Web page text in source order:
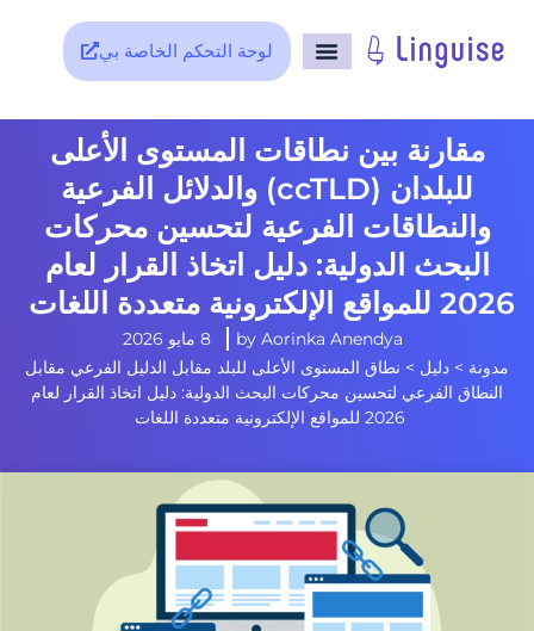
لوحة التحكم الخاصة بي
مقارنة بين نطاقات المستوى الأعلى
للبلدان (ccTLD) والدلائل الفرعية
والنطاقات الفرعية لتحسين محركات
البحث الدولية: دليل اتخاذ القرار لعام
2026 للمواقع الإلكترونية متعددة اللغات
by Aorinka Anendya
8 مايو 2026
مدونة > دليل > نطاق المستوى الأعلى للبلد مقابل الدليل الفرعي مقابل
النطاق الفرعي لتحسين محركات البحث الدولية: دليل اتخاذ القرار لعام
2026 للمواقع الإلكترونية متعددة اللغات